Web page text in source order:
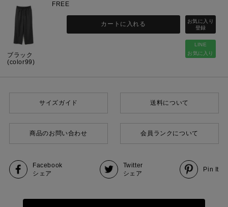
ブラック
(color99)
FREE
LINE
お気に入り
カートに入れる
サイズガイド 送料について
商品のお問い合わせ 会員ランクについて
Facebook
シェア
Twitter
シェア
Pin It